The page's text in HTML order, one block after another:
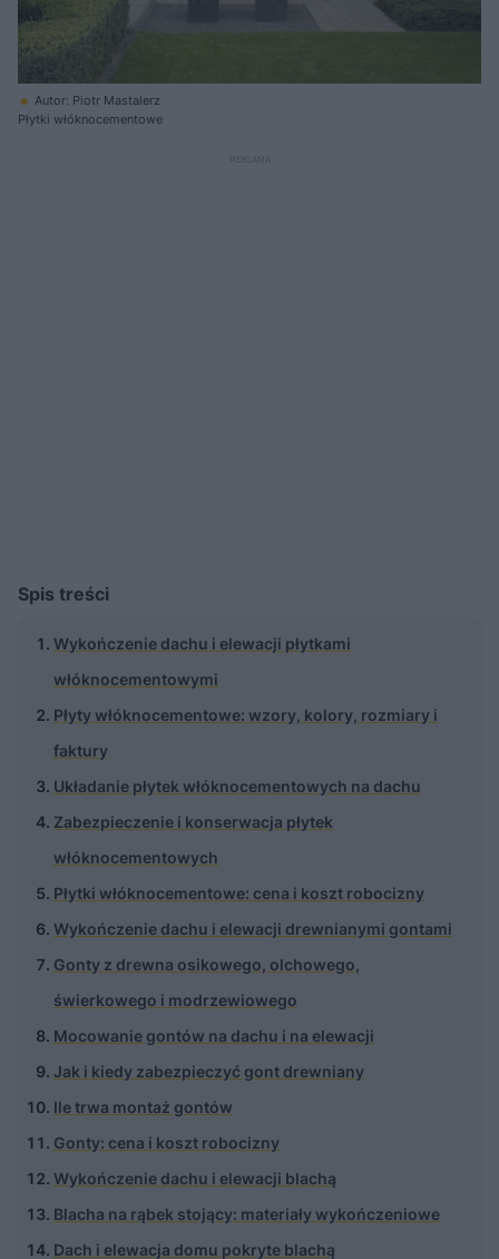
Autor: Piotr Mastalerz
Płytki włóknocementowe
Spis treści
Wykończenie dachu i elewacji płytkami
włóknocementowymi
Płyty włóknocementowe: wzory, kolory, rozmiary i
faktury
Układanie płytek włóknocementowych na dachu
Zabezpieczenie i konserwacja płytek
włóknocementowych
Płytki włóknocementowe: cena i koszt robocizny
Wykończenie dachu i elewacji drewnianymi gontami
Gonty z drewna osikowego, olchowego,
świerkowego i modrzewiowego
Mocowanie gontów na dachu i na elewacji
Jak i kiedy zabezpieczyć gont drewniany
Ile trwa montaż gontów
Gonty: cena i koszt robocizny
Wykończenie dachu i elewacji blachą
Blacha na rąbek stojący: materiały wykończeniowe
Dach i elewacja domu pokryte blachą